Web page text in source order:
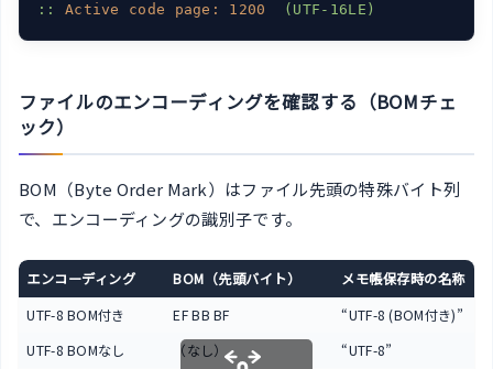
::
Active code page: 1200 (UTF-16LE)
ファイルのエンコーディングを確認する（BOMチェ
ック）
BOM（Byte Order Mark）はファイル先頭の特殊バイト列
で、エンコーディングの識別子です。
エンコーディング BOM（先頭バイト）
メモ帳保存時の名称
UTF-8 BOM付き
EF BB BF
“UTF-8 (BOM付き)”
UTF-8 BOMなし
（なし）
“UTF-8”